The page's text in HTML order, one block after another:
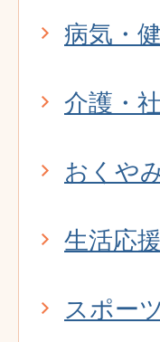
病気・
介護・
おくや
生活応
スポー